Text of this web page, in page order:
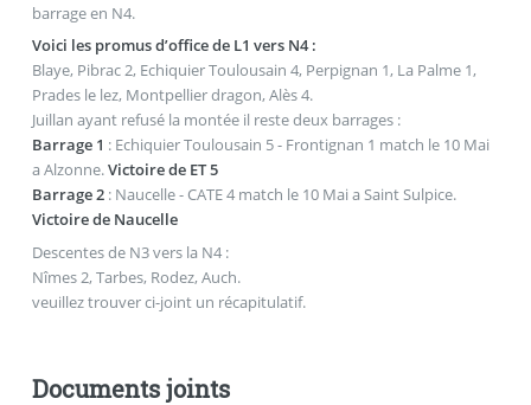
barrage en N4.
Voici les promus d’office de L1 vers N4 :
Blaye, Pibrac 2, Echiquier Toulousain 4, Perpignan 1, La Palme 1,
Prades le lez, Montpellier dragon, Alès 4.
Juillan ayant refusé la montée il reste deux barrages :
Barrage 1 : Echiquier Toulousain 5 - Frontignan 1 match le 10 Mai
a Alzonne.Victoire de ET 5
Barrage 2
: Naucelle - CATE 4 match le 10 Mai a Saint Sulpice.
Victoire de Naucelle
Descentes de N3 vers la N4 :
Nîmes 2, Tarbes, Rodez, Auch.
veuillez trouver ci-joint un récapitulatif.
Documents joints